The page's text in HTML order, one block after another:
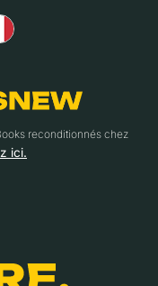
reconditionnés chez
ici.